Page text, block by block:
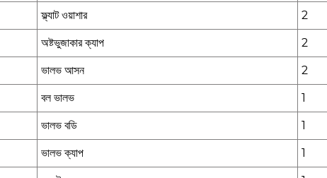
ফ্ল্যাট ওয়াশার 2
অষ্টভুজাকার ক্যাপ 2
ভালভ আসন 2
বল ভালভ 1
ভালভ বডি 1
ভালভ ক্যাপ 1